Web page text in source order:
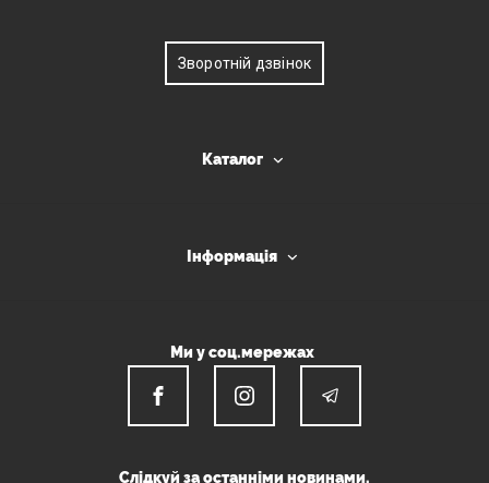
Зворотній дзвінок
Каталог
Інформація
Ми у соц.мережах
Слідкуй за останніми новинами.